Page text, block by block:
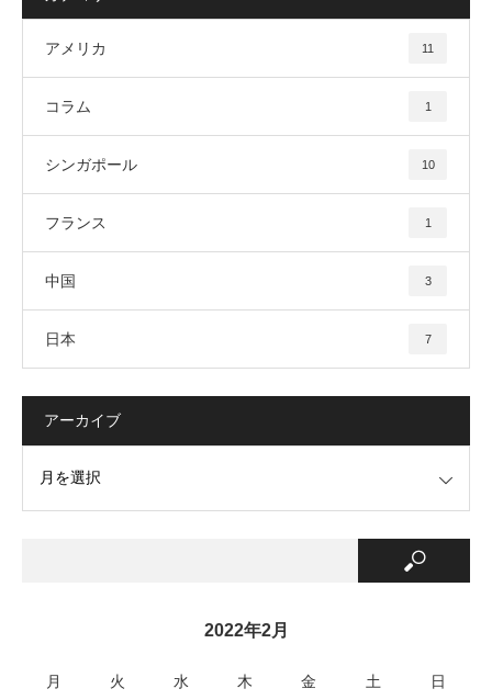
アメリカ 11
コラム 1
シンガポール 10
フランス 1
中国 3
日本 7
アーカイブ
2022年2月
月 火 水 木 金 土 日